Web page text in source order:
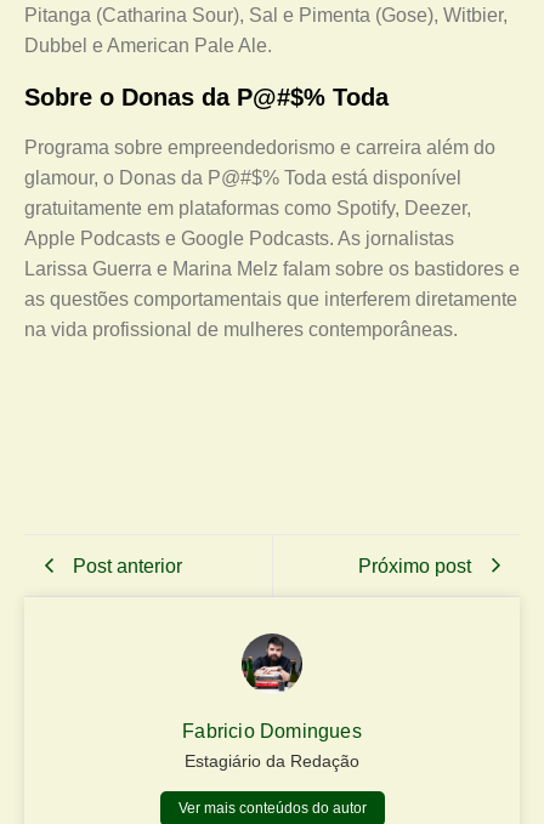
Pitanga (Catharina Sour), Sal e Pimenta (Gose), Witbier,
Dubbel e American Pale Ale.
Sobre o Donas da P@#$% Toda
Programa sobre empreendedorismo e carreira além do
glamour, o Donas da P@#$% Toda está disponível
gratuitamente em plataformas como Spotify, Deezer,
Apple Podcasts e Google Podcasts. As jornalistas
Larissa Guerra e Marina Melz falam sobre os bastidores e
as questões comportamentais que interferem diretamente
na vida profissional de mulheres contemporâneas.
Post anterior Próximo post
Fabricio Domingues
Estagiário da Redação
Ver mais conteúdos do autor